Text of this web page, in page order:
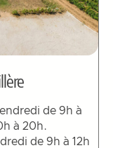
de 9h à
à 20h.
de 9h à 12h